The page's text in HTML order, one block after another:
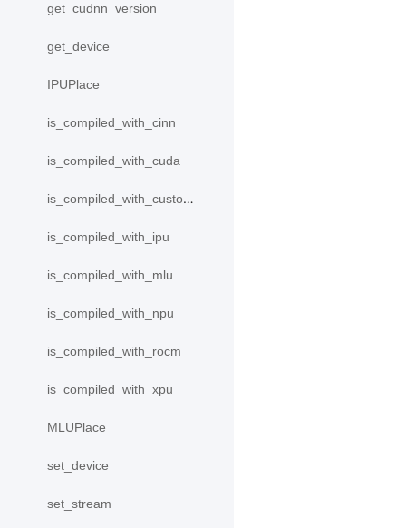
get_cudnn_version
get_device
IPUPlace
is_compiled_with_cinn
is_compiled_with_cuda
is_compiled_with_custom_device
is_compiled_with_ipu
is_compiled_with_mlu
is_compiled_with_npu
is_compiled_with_rocm
is_compiled_with_xpu
MLUPlace
set_device
set_stream